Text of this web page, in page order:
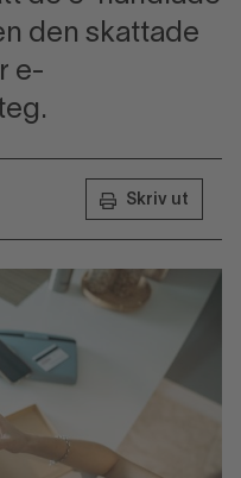
den skattade
e-
Skriv ut